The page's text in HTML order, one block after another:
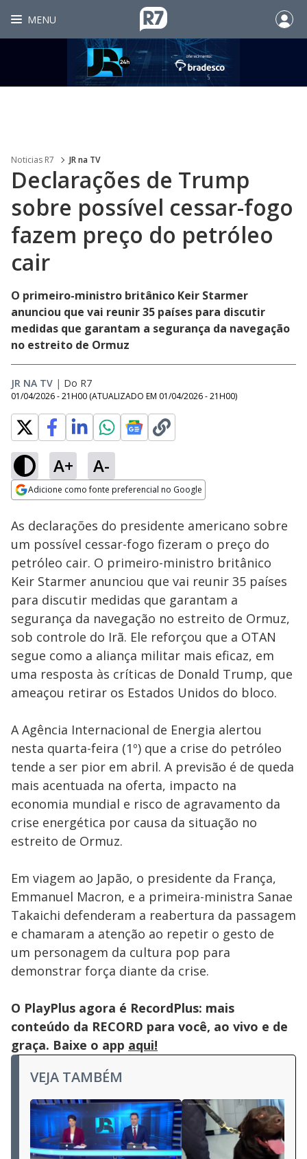
MENU
Noticias R7 JR na TV
Declarações de Trump
sobre possível cessar-fogo
fazem preço do petróleo
cair
O primeiro-ministro britânico Keir Starmer
anunciou que vai reunir 35 países para discutir
medidas que garantam a segurança da navegação
no estreito de Ormuz
JR NA TV | Do R7
01/04/2026 - 21H00 (ATUALIZADO EM 01/04/2026 - 21H00)
A+ A-
Adicione como fonte preferencial no Google
Ativar
88.95%
As declarações do presidente americano sobre
um possível cessar-fogo fizeram o preço do
petróleo cair. O primeiro-ministro britânico
Keir Starmer anunciou que vai reunir 35 países
para discutir medidas que garantam a
segurança da navegação no estreito de Ormuz,
sob controle do Irã. Ele reforçou que a OTAN
segue como a aliança militar mais eficaz, em
uma resposta às críticas de Donald Trump, que
ameaçou retirar os Estados Unidos do bloco.
A Agência Internacional de Energia alertou
nesta quarta-feira (1º) que a crise do petróleo
tende a ser pior em abril. A previsão é de queda
mais acentuada na oferta, impacto na
economia mundial e risco de agravamento da
crise energética por causa da situação no
estreito de Ormuz.
Em viagem ao Japão, o presidente da França,
Emmanuel Macron, e a primeira-ministra Sanae
Takaichi defenderam a reabertura da passagem
e chamaram a atenção ao repetir o gesto de
um personagem da cultura pop para
demonstrar força diante da crise.
O PlayPlus agora é RecordPlus: mais
conteúdo da RECORD para você, ao vivo e de
graça. Baixe o app aqui!
VEJA TAMBÉM